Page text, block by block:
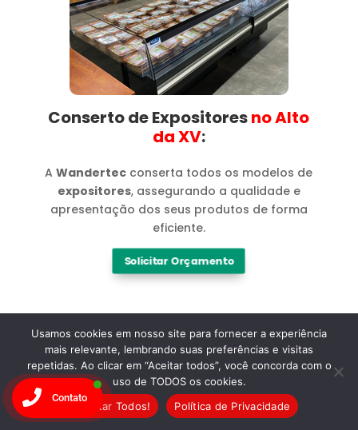
Conserto de Expositoresno Alto
da XV​:
AWandertec conserta todos os modelos de
expositores, assegurando a qualidade e
apresentação dos seus produtos de forma
eficiente.
Solicitar Orçamento
Marcas
Usamos cookies em nosso site para fornecer a experiência
mais relevante, lembrando suas preferências e visitas
repetidas. Ao clicar em “Aceitar todos”, você concorda com o
uso de TODOS os cookies.
Aceitar Todos!
Política de Privacidade
Contato